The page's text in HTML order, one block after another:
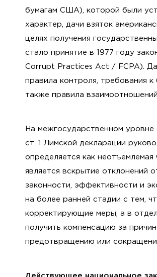
бумагам США), которой были
характер, дачи взяток
целях получения
стало принятие в 1977 году
Corrupt Practices Act / FCPA).
правила контроля, требования
также правила
На межгосударственном уровне
ст. 1 Лимской декларации
определяется как
является вскрытие отклонений
законности, эффективности и
на более ранней стадии с тем,
корректирующие меры, а в
получить компенсацию за
предотвращению или
Действующее национальное